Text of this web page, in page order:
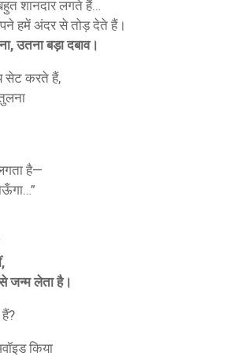
शानदार लगते हैं…
हमें अंदर से तोड़ देते हैं।
उतना बड़ा दबाव।
सेट करते हैं,
है—
जन्म लेता है।
हैं?
किया